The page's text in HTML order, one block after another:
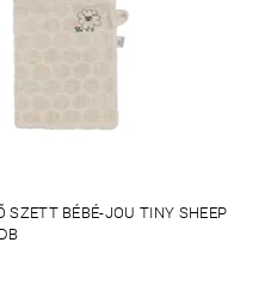
SZETT BÉBÉ-JOU TINY SHEEP